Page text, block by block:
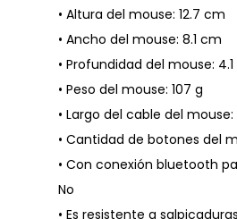
• Altura del mouse: 12.7 cm
• Ancho del mouse: 8.1 cm
• Profundidad del mouse:
• Peso del mouse: 107 g
• Largo del cable del mouse:
• Cantidad de botones del
• Con conexión bluetooth
No
• Es resistente a